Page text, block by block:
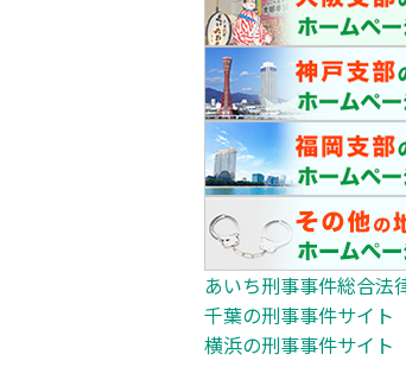
あいち刑事事件総合法
千葉の刑事事件サイト
横浜の刑事事件サイト